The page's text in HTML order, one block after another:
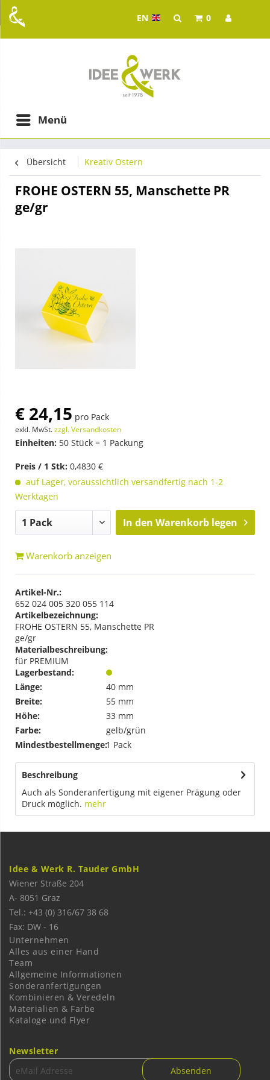
EN Idee & Werk - your
0
Menü
Übersicht Kreativ Ostern
in Graz
FROHE OSTERN 55, Manschette PR
ge/gr
€ 24,15 pro Pack
exkl. MwSt.zzgl. Versandkosten
Einheiten: 50 Stück = 1 Packung
Preis / 1 Stk: 0,4830 €
auf Lager, voraussichtlich versandfertig nach 1-2
Werktagen
In den Warenkorb legen
Warenkorb anzeigen
Artikel-Nr.:
652 024 005 320 055 114
Artikelbezeichnung:
FROHE OSTERN 55, Manschette PR
ge/gr
Materialbeschreibung:
für PREMIUM
Lagerbestand:
Länge:
40 mm
Breite:
55 mm
Höhe:
33 mm
Farbe:
gelb/grün
Mindestbestellmenge:1 Pack
Beschreibung
Auch als Sonderanfertigung mit eigener Prägung oder
Druck möglich. mehr
Idee & Werk R. Tauder GmbH
Wiener Straße 204
A- 8051 Graz
Tel.: +43 (0) 316/67 38 68
Fax: DW - 16
Unternehmen
Alles aus einer Hand
Team
Allgemeine Informationen
Sonderanfertigungen
Kombinieren & Veredeln
Materialien & Farbe
Kataloge und Flyer
Newsletter